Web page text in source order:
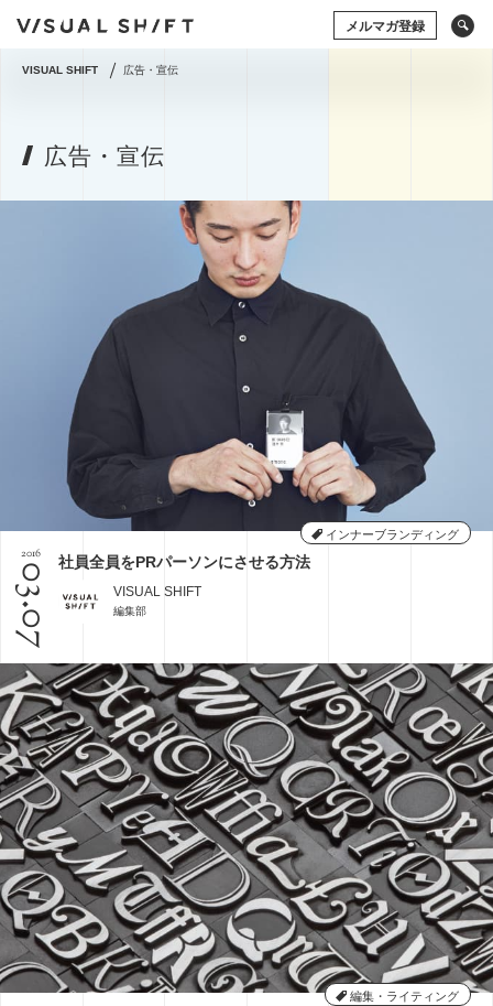
メルマガ登録
タグから検索
アート×ビジネス
ストックフォト
アートフォト
ソーシャルメディア
撮影術
View All Tag
View All Tag
ドローン
動画
イベント
グラフィックデザイン
写真の権利
コミュニティマーケティング
コミュニケーションデザイン
地方創生／地域活性
アプリケーション
Webサイト
プレゼンテーション
企画の立て方
オウンドメディア
Webデザイン
編集・ライティング
用語集
イラスト・マンガ
その他
ミエナイモノを可視化
グラフィックレコーディング
印刷技術
レタッチ
AI
企業のブランディング事例
基礎知識
インナーブランディング
デザインシンキング
ブックガイド 課題設定
VISUAL SHIFT 広告・宣伝
広告・宣伝
インナーブランディング
2016
03.07 社員全員をPRパーソンにさせる方法
VISUAL SHIFT
編集部
編集・ライティング